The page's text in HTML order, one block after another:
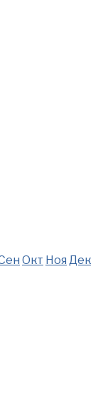
Окт Ноя Дек